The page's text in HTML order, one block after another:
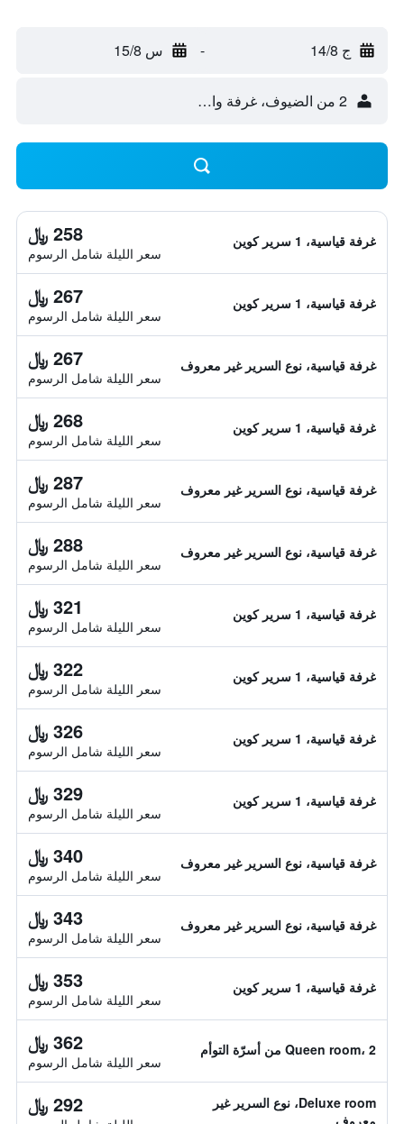
ج 14/8 - س 15/8
2 من الضيوف، غرفة واحدة
غرفة قياسية، 1 سرير كوين 258 ﷼
سعر الليلة شامل الرسوم
غرفة قياسية، 1 سرير كوين 267 ﷼
سعر الليلة شامل الرسوم
غرفة قياسية، نوع السرير غير معروف 267 ﷼
سعر الليلة شامل الرسوم
غرفة قياسية، 1 سرير كوين 268 ﷼
سعر الليلة شامل الرسوم
غرفة قياسية، نوع السرير غير معروف 287 ﷼
سعر الليلة شامل الرسوم
غرفة قياسية، نوع السرير غير معروف 288 ﷼
سعر الليلة شامل الرسوم
غرفة قياسية، 1 سرير كوين 321 ﷼
سعر الليلة شامل الرسوم
غرفة قياسية، 1 سرير كوين 322 ﷼
سعر الليلة شامل الرسوم
غرفة قياسية، 1 سرير كوين 326 ﷼
سعر الليلة شامل الرسوم
غرفة قياسية، 1 سرير كوين 329 ﷼
سعر الليلة شامل الرسوم
غرفة قياسية، نوع السرير غير معروف 340 ﷼
سعر الليلة شامل الرسوم
غرفة قياسية، نوع السرير غير معروف 343 ﷼
سعر الليلة شامل الرسوم
غرفة قياسية، 1 سرير كوين 353 ﷼
سعر الليلة شامل الرسوم
Queen room، 2 من أسرّة التوأم 362 ﷼
سعر الليلة شامل الرسوم
Deluxe room، نوع السرير غير
معروف
292 ﷼